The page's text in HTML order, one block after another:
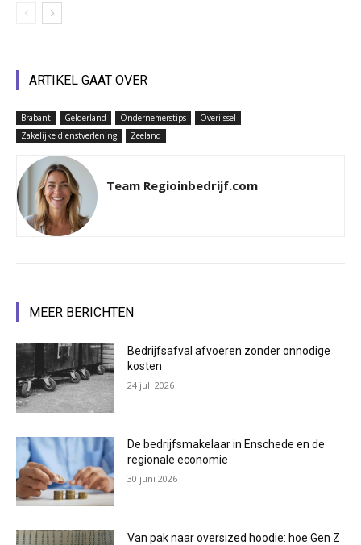
ARTIKEL GAAT OVER
Brabant Gelderland Ondernemerstips
Overijssel
Zakelijke dienstverlening
Zeeland
Team Regioinbedrijf.com
MEER BERICHTEN
Bedrijfsafval afvoeren zonder onnodige
kosten
24 juli 2026
De bedrijfsmakelaar in Enschede en de
regionale economie
30 juni 2026
Van pak naar oversized hoodie: hoe Gen Z